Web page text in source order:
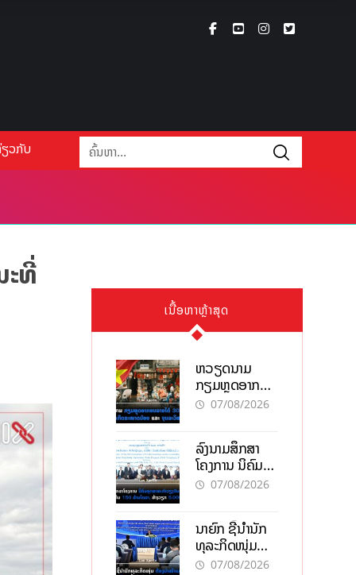
ວກັບ
ະທີ່
ເນື້ອຫາຫຼ້າສຸດ
ຫວຽດນາມ
ກຽມຫຼຸດອາກອນ
ລາຍໄດ້ 30%
ແລະ ຈຸນລະ
ວິສາຫະກິດ
07/08/2026
ລົງນາມສຶກສາ
ໂຄງການ ນິຄົມ
ອຸດສາຫະກຳ
150 ລ້ານໂດລາ,
ສ້າງວຽກ 5.000
ຕຳແໜ່ງ
07/08/2026
ນາຍົກ ຊີ້ນຳນັກ
ທຸລະກິດໜຸ່ມ
ຕ້ອງນຳໜ້າແກ້
07/08/2026